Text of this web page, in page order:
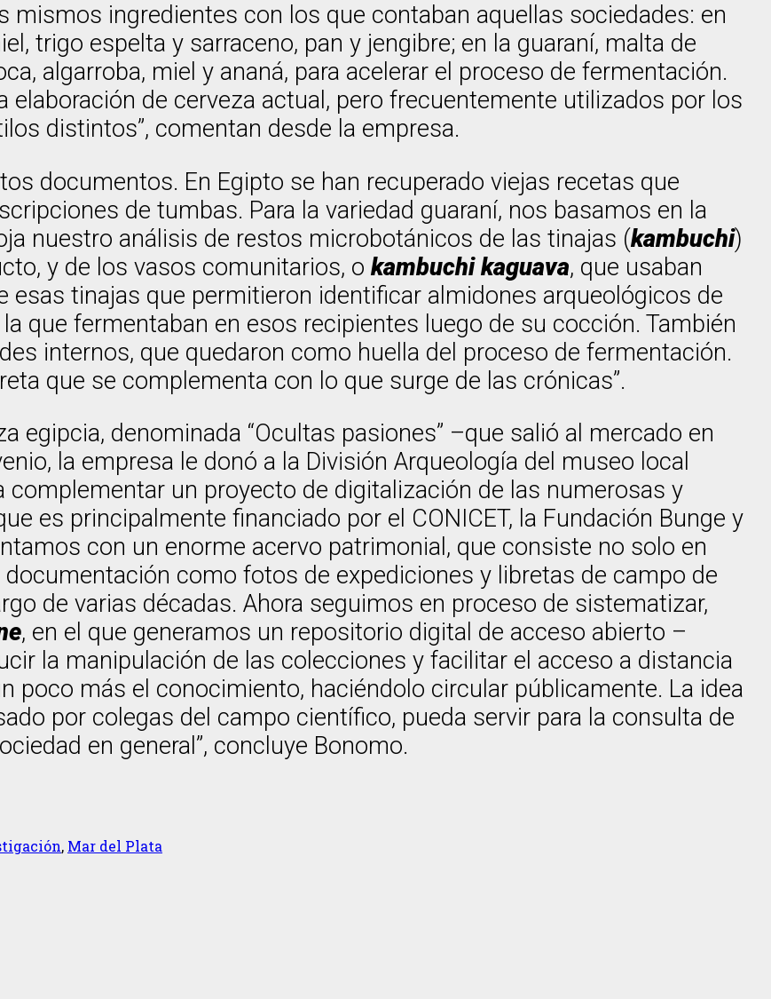
mismos ingredientes con los que contaban aquellas sociedades: en
trigo espelta y sarraceno, pan y jengibre; en la guaraní, malta de
algarroba, miel y ananá, para acelerar el proceso de fermentación.
elaboración de cerveza actual, pero frecuentemente utilizados por los
distintos”, comentan desde la empresa.
documentos. En Egipto se han recuperado viejas recetas que
de tumbas. Para la variedad guaraní, nos basamos en la
nuestro análisis de restos microbotánicos de las tinajas (kambuchi)
y de los vasos comunitarios, o kambuchi kaguava, que usaban
esas tinajas que permitieron identificar almidones arqueológicos de
que fermentaban en esos recipientes luego de su cocción. También
internos, que quedaron como huella del proceso de fermentación.
que se complementa con lo que surge de las crónicas”.
egipcia, denominada “Ocultas pasiones” –que salió al mercado en
la empresa le donó a la División Arqueología del museo local
complementar un proyecto de digitalización de las numerosas y
es principalmente financiado por el CONICET, la Fundación Bunge y
con un enorme acervo patrimonial, que consiste no solo en
como fotos de expediciones y libretas de campo de
de varias décadas. Ahora seguimos en proceso de sistematizar,
, en el que generamos un repositorio digital de acceso abierto –
la manipulación de las colecciones y facilitar el acceso a distancia
poco más el conocimiento, haciéndolo circular públicamente. La idea
por colegas del campo científico, pueda servir para la consulta de
en general”, concluye Bonomo.
, Mar del Plata